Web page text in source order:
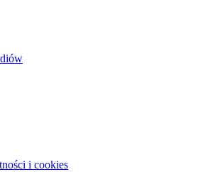
i cookies